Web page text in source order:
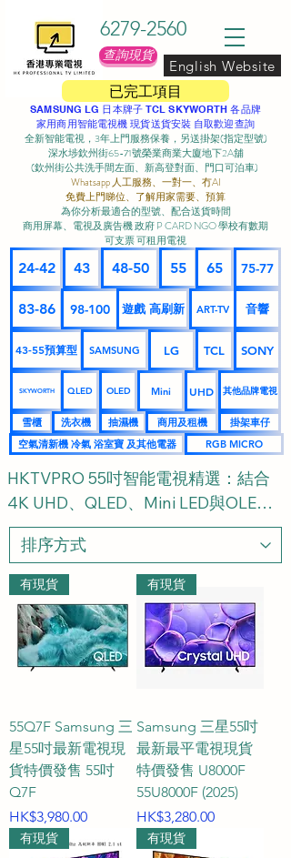
已完工項目
6279-2560
查詢現貨
English Website
SAMSUNG LG 日本牌子 TCL SKYWORTH 各品牌
家用商用智能電視機 現貨送貨安裝 自取歡迎查詢
全新智能電視，3年上門服務保養，另送掛架(指定型號)
深水埗欽州街65-71號榮業商業大廈地下2A舖
(欽州街公共洗手間左面、新高登對面、門口可泊車) ​
Whatsapp 人工服務、一對一、冇AI
免費上門睇位、了解用家需要、預算
為你分析最適合的型號、配合送貨時間
商用屏幕、電視及廣告機 政府 P CARD NGO 學校有數期
可支票 可租用電視
24-42 43 48-50 55 65 75-77
83-86 98-100 遊戲 高刷新 ART-TV 音響
43-55預算型 SAMSUNG LG TCL SONY
SKYWORTH QLED OLED Mini UHD 其他品牌電視
雪櫃 洗衣機 抽濕機 商用及租機
掛架車仔
空氣清新機 冷氣 浴室寶 及其他電器
RGB MICRO
HKTVPRO 55吋智能電視精選：結合
4K UHD、QLED、Mini LED與OLED
的極致大銀幕享受 | 選購指南及常見問
題 FAQ
歡迎光臨 HKTVPRO.COM 55吋智能電
視專區。55吋是現今現代家庭的主流
黃金尺寸，我們為您搜羅各大知名品
牌的頂級電視，全面涵蓋 4K UHD 超
與 OLED 顯示技術。不論您是追求震
撼的家庭影院體驗，還是尋找極速流
暢的電競屏幕，我們都為您精準比對
官網數據，清楚標示每款電視機是
60Hz、120Hz、144Hz 還是 165Hz 的
屏幕更新率，助您輕鬆挑選最合適的
有現貨
55Q7F Samsung 三
星55吋最新電視現
貨特價發售 55吋
Q7F
價格
HK$3,980.00
有現貨
Samsung 三星55吋
最新最平電視現貨
特價發售 U8000F
55U8000F (2025)
價格
HK$3,280.00
有現貨 有現貨